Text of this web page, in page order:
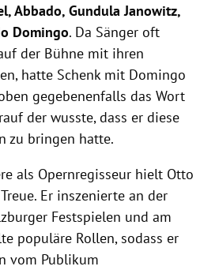
Abbado, Gundula Janowitz,
Domingo. Da Sänger oft
der Bühne mit ihren
hatte Schenk mit Domingo
gegebenenfalls das Wort
der wusste, dass er diese
zu bringen hatte.
als Opernregisseur hielt Otto
Er inszenierte an der
Festspielen und am
populäre Rollen, sodass er
vom Publikum